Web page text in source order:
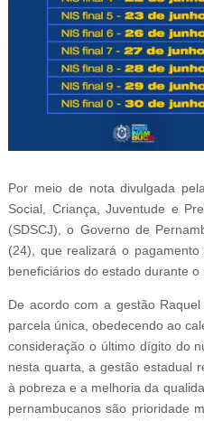
Por meio de nota divulgada
Social, Criança, Juventude e
(SDSCJ), o Governo de
(24), que realizará o
beneficiários do estado durante o
De acordo com a gestão
parcela única, obedecendo ao
consideração o último dígito do
nesta quarta, a gestão estadual
à pobreza e a melhoria da
pernambucanos são prioridade